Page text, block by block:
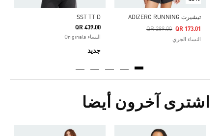
تيشيرت ADIZERO RUNNING
Price Reduced From
QR 289.00
To QR 173.01
النساء الجري
SST TT D
QR 439.00
النساء Originals
جديد
اشترى آخرون أيضا